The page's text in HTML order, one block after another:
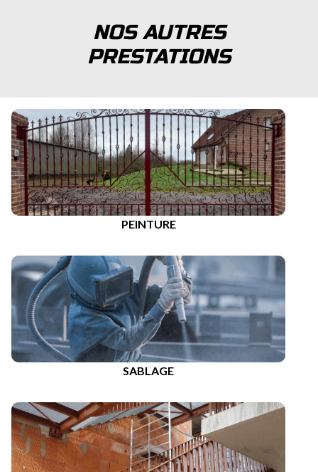
NOS AUTRES
PRESTATIONS
PEINTURE
SABLAGE